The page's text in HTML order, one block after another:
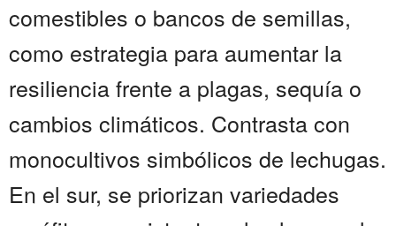
comestibles o bancos de semillas,
como estrategia para aumentar la
resiliencia frente a plagas, sequía o
cambios climáticos. Contrasta con
monocultivos simbólicos de lechugas.
En el sur, se priorizan variedades